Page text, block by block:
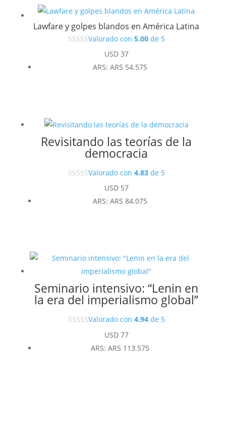
Lawfare y golpes blandos en América Latina
Valorado con 5.00de 5
USD37
ARS: ARS 54.575
Revisitando las teorías de la
democracia
Valorado con 4.83de 5
USD57
ARS: ARS 84.075
Seminario intensivo: “Lenin en
la era del imperialismo global”
Valorado con 4.94de 5
USD77
ARS: ARS 113.575